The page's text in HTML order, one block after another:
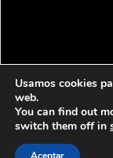
© 1997 - 2026
Usamos cookies
web.
You can find out
switch them off in